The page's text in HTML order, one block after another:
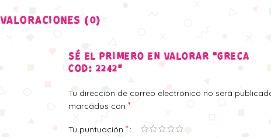
VALORACIONES (0)
SÉ EL PRIMERO EN VALORAR “GRECA
COD: 2242”
Tu dirección de correo electrónico no será
marcados con *
Tu puntuación *